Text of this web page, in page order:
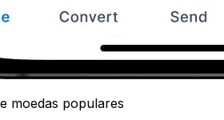
moedas populares